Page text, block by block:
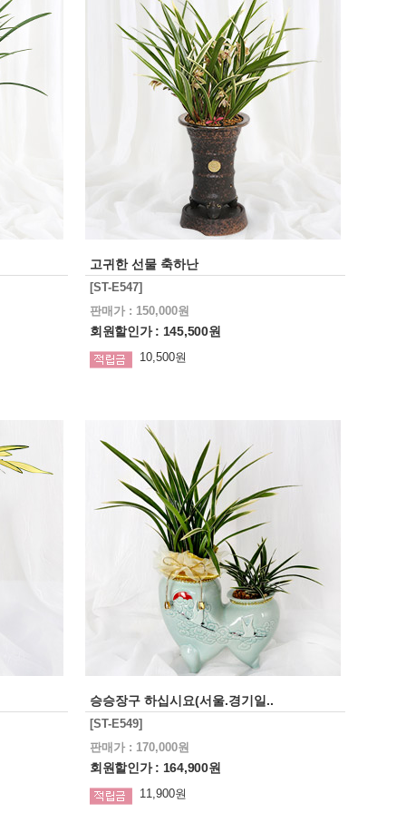
고귀한 선물 축하난
[ST-E547]
판매가 : 150,000원
회원할인가 : 145,500원
10,500원
승승장구 하십시요(서울.경기일..
[ST-E549]
판매가 : 170,000원
회원할인가 : 164,900원
11,900원